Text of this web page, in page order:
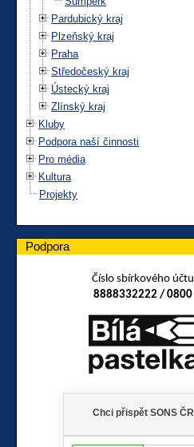
Pardubický kraj
Plzeňský kraj
Praha
Středočeský kraj
Ústecký kraj
Zlínský kraj
Kluby
Podpora naší činnosti
Pro média
Kultura
Projekty
Podpora
Číslo sbírkového účtu
8888332222 / 0800